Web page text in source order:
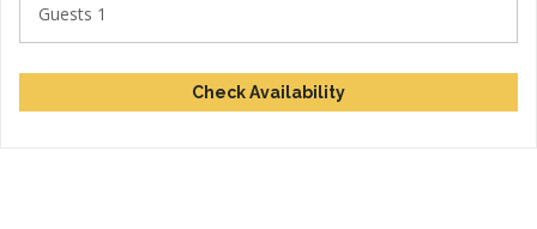
Guests 1
Check Availability